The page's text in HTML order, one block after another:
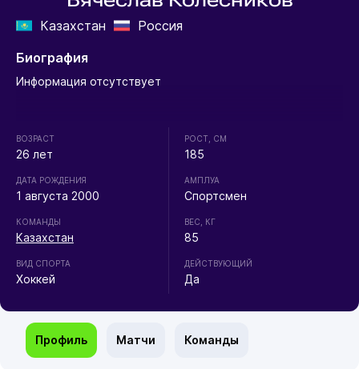
Казахстан
Россия
Биография
Информация отсутствует
ВОЗРАСТ
26 лет
ДАТА РОЖДЕНИЯ
1 августа 2000
КОМАНДЫ
Казахстан
ВИД СПОРТА
Хоккей
РОСТ, СМ
185
АМПЛУА
Спортсмен
ВЕС, КГ
85
ДЕЙСТВУЮЩИЙ
Да
Профиль Матчи Команды